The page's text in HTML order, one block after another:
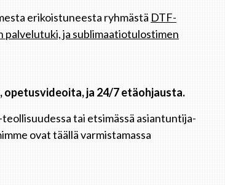
erikoistuneesta ryhmästä DTF-
palvelutuki, ja sublimaatiotulostimen
opetusvideoita, ja 24/7 etäohjausta.
tai etsimässä asiantuntija-
ovat täällä varmistamassa